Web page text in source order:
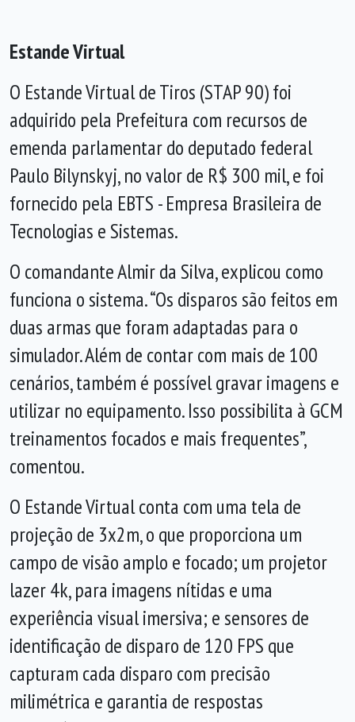
Estande Virtual
O Estande Virtual de Tiros (STAP 90) foi
adquirido pela Prefeitura com recursos de
emenda parlamentar do deputado federal
Paulo Bilynskyj, no valor de R$ 300 mil, e foi
fornecido pela EBTS - Empresa Brasileira de
Tecnologias e Sistemas.
O comandante Almir da Silva, explicou como
funciona o sistema. “Os disparos são feitos em
duas armas que foram adaptadas para o
simulador. Além de contar com mais de 100
cenários, também é possível gravar imagens e
utilizar no equipamento. Isso possibilita à GCM
treinamentos focados e mais frequentes”,
comentou.
O Estande Virtual conta com uma tela de
projeção de 3x2m, o que proporciona um
campo de visão amplo e focado; um projetor
lazer 4k, para imagens nítidas e uma
experiência visual imersiva; e sensores de
identificação de disparo de 120 FPS que
capturam cada disparo com precisão
milimétrica e garantia de respostas